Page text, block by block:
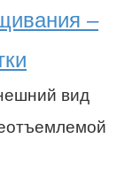
–
вид